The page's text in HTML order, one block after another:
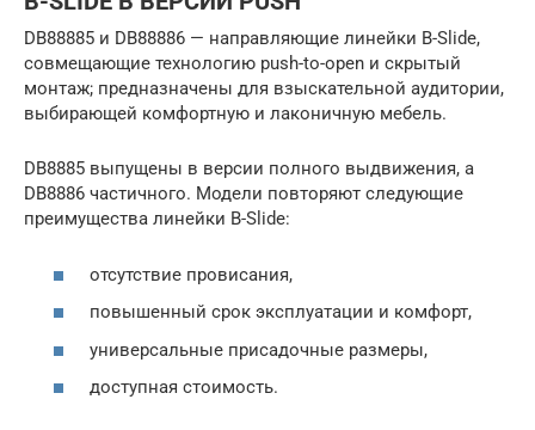
DB88885 и DB88886 — направляющие линейки B-Slide,
совмещающие технологию push-to-open и скрытый
монтаж; предназначены для взыскательной аудитории,
выбирающей комфортную и лаконичную мебель.
DB8885 выпущены в версии полного выдвижения, а
DB8886 частичного. Модели повторяют следующие
преимущества линейки B-Slide:
отсутствие провисания,
повышенный срок эксплуатации и комфорт,
универсальные присадочные размеры,
доступная стоимость.